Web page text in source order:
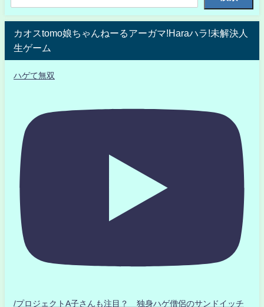
カオスtomo娘ちゃんねーるアーガマ!Haraハラ!未解決人
生ゲーム
ハゲて無双
/プロジェクトA子さんも注目？ 独身ハゲ僧侶のサンドイッチ